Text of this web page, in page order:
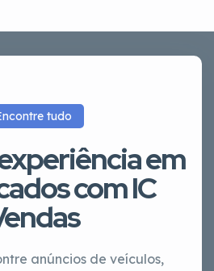
tudo
em
com IC
anúncios de veículos,